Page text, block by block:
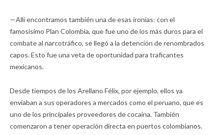
—Allí encontramos también una de esas ironías: con el
famosísimo Plan Colombia, que fue uno de los más duros para el
combate al narcotráfico, se llegó a la detención de renombrados
capos. Esto fue una veta de oportunidad para traficantes
mexicanos.
Desde tiempos de los Arellano Félix, por ejemplo, ellos ya
enviaban a sus operadores a mercados como el peruano, que es
uno de los principales proveedores de cocaína. También
comenzaron a tener operación directa en puertos colombianos.